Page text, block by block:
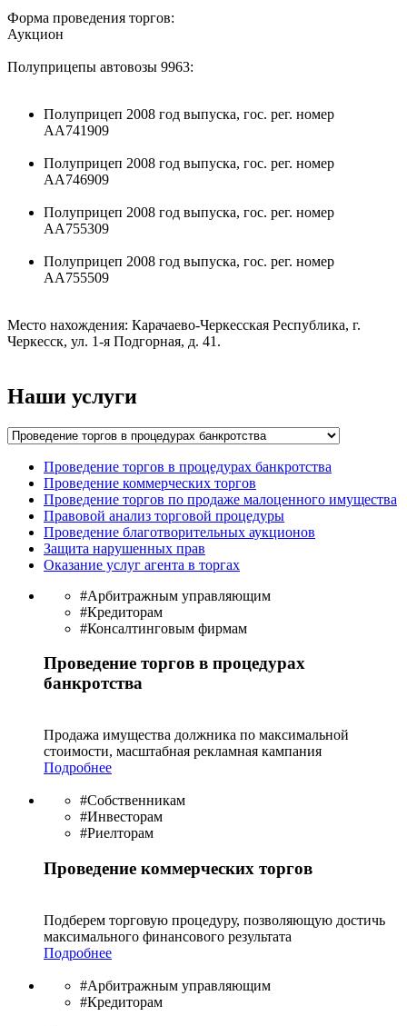
Форма проведения торгов:
Аукцион
Полуприцепы автовозы 9963:
Полуприцеп 2008 год выпуска, гос. рег. номер
АА741909
Полуприцеп 2008 год выпуска, гос. рег. номер
АА746909
Полуприцеп 2008 год выпуска, гос. рег. номер
АА755309
Полуприцеп 2008 год выпуска, гос. рег. номер
АА755509
Место нахождения: Карачаево-Черкесская Республика, г.
Черкесск, ул. 1-я Подгорная, д. 41.
Наши услуги
Проведение торгов в процедурах банкротства
Проведение коммерческих торгов
Проведение торгов по продаже малоценного имущества
Правовой анализ торговой процедуры
Проведение благотворительных аукционов
Защита нарушенных прав
Оказание услуг агента в торгах
#Арбитражным управляющим
#Кредиторам
#Консалтинговым фирмам
Проведение торгов в процедурах
банкротства
Продажа имущества должника по максимальной
стоимости, масштабная рекламная кампания
Подробнее
#Собственникам
#Инвесторам
#Риелторам
Проведение коммерческих торгов
Подберем торговую процедуру, позволяющую достичь
максимального финансового результата
Подробнее
#Арбитражным управляющим
#Кредиторам